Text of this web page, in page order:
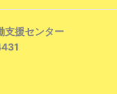
支援センター